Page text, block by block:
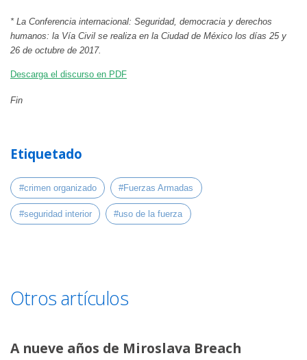
* La Conferencia internacional: Seguridad, democracia y derechos
humanos: la Vía Civil se realiza en la Ciudad de México los días 25 y
26 de octubre de 2017.
Descarga el discurso en PDF
Fin
Etiquetado
#crimen organizado #Fuerzas Armadas
#seguridad interior #uso de la fuerza
Otros artículos
A nueve años de Miroslava Breach